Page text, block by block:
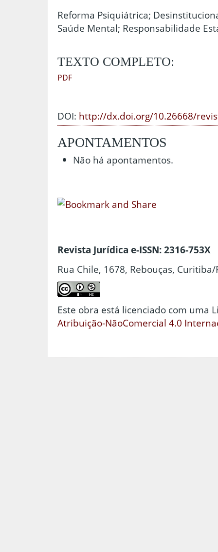
Reforma Psiquiátrica;
Saúde Mental; Responsabilidade
TEXTO COMPLETO:
PDF
DOI: http://dx.doi.org/10.26668/
APONTAMENTOS
Não há apontamentos.
Revista Jurídica e-ISSN: 2316-753X
Rua Chile, 1678, Rebouças, Curitiba/
Este obra está licenciado com uma
Atribuição-NãoComercial 4.0